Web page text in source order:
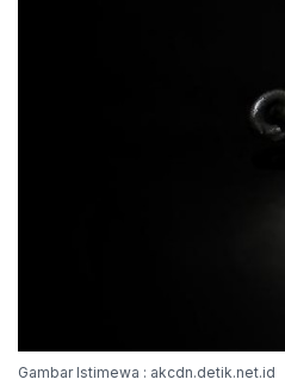
Gambar Istimewa : akcdn.detik.net.id